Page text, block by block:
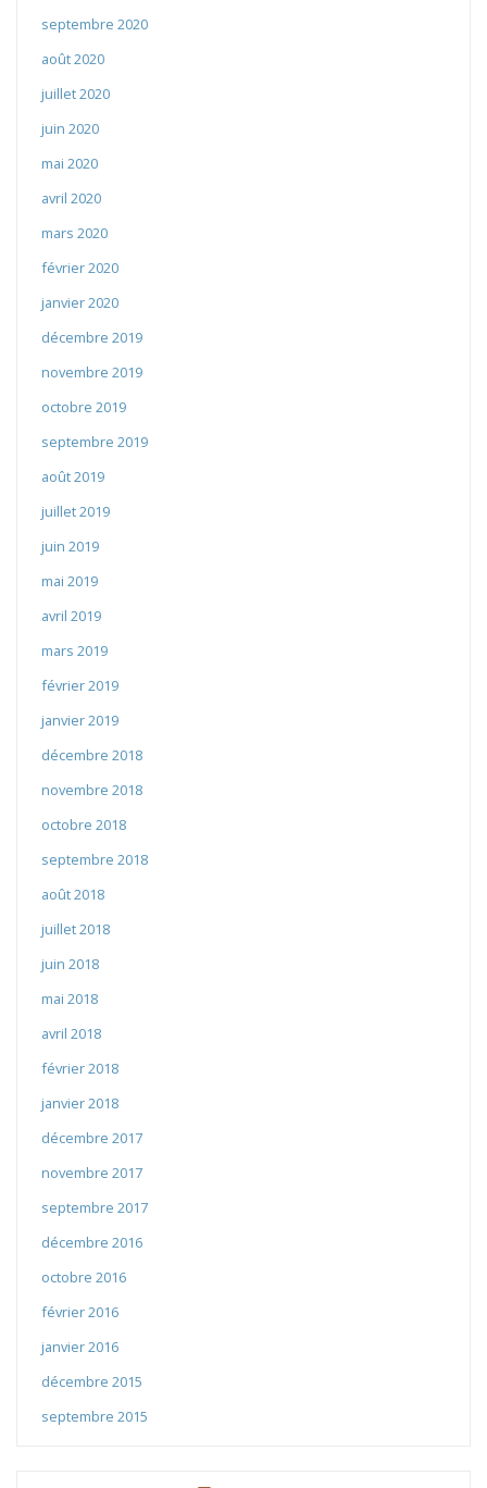
septembre 2020
août 2020
juillet 2020
juin 2020
mai 2020
avril 2020
mars 2020
février 2020
janvier 2020
décembre 2019
novembre 2019
octobre 2019
septembre 2019
août 2019
juillet 2019
juin 2019
mai 2019
avril 2019
mars 2019
février 2019
janvier 2019
décembre 2018
novembre 2018
octobre 2018
septembre 2018
août 2018
juillet 2018
juin 2018
mai 2018
avril 2018
février 2018
janvier 2018
décembre 2017
novembre 2017
septembre 2017
décembre 2016
octobre 2016
février 2016
janvier 2016
décembre 2015
septembre 2015